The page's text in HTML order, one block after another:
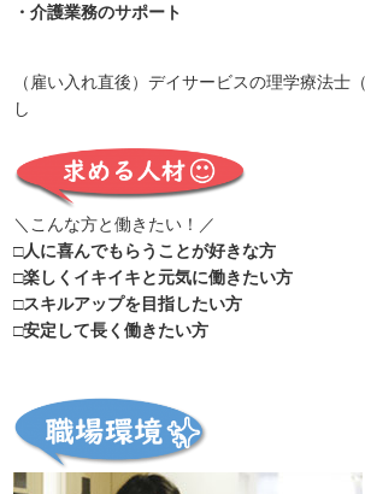
・介護業務のサポート
（雇い入れ直後）デイサービスの理学療法士
し
＼こんな方と働きたい！／
□人に喜んでもらうことが好きな方
□楽しくイキイキと元気に働きたい方
□スキルアップを目指したい方
□安定して長く働きたい方